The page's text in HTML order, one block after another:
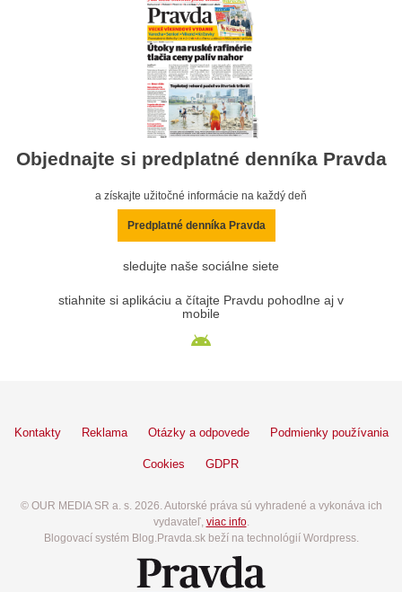
Objednajte si predplatné denníka Pravda
a získajte užitočné informácie na každý deň
Predplatné denníka Pravda
sledujte naše sociálne siete
stiahnite si aplikáciu a čítajte Pravdu pohodlne aj v
mobile
Kontakty Reklama Otázky a odpovede Podmienky používania
Cookies GDPR
© OUR MEDIA SR a. s. 2026. Autorské práva sú vyhradené a vykonáva ich
vydavateľ, viac info.
Blogovací systém Blog.Pravda.sk beží na technológií Wordpress.